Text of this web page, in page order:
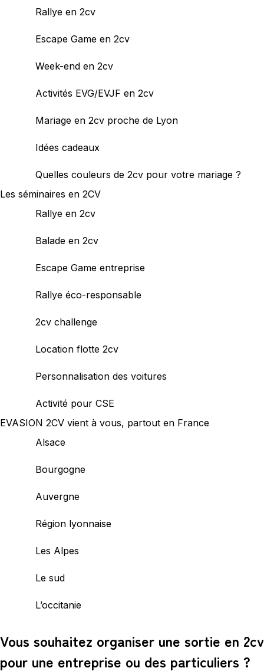
Rallye en 2cv
Escape Game en 2cv
Week-end en 2cv
Activités EVG/EVJF en 2cv
Mariage en 2cv proche de Lyon
Idées cadeaux
Quelles couleurs de 2cv pour votre mariage ?
Les séminaires en 2CV
Rallye en 2cv
Balade en 2cv
Escape Game entreprise
Rallye éco-responsable
2cv challenge
Location flotte 2cv
Personnalisation des voitures
Activité pour CSE
EVASION 2CV vient à vous, partout en France
Alsace
Bourgogne
Auvergne
Région lyonnaise
Les Alpes
Le sud
L’occitanie
Vous souhaitez organiser une sortie en 2cv
pour une entreprise ou des particuliers ?